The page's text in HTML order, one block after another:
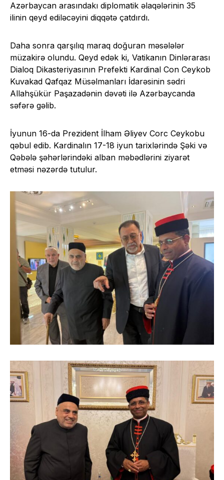
Azərbaycan arasındakı diplomatik əlaqələrinin 35
ilinin qeyd ediləcəyini diqqətə çatdırdı.
Daha sonra qarşılıq maraq doğuran məsələlər
müzakirə olundu. Qeyd edək ki, Vatikanın Dinlərarası
Dialoq Dikasteriyasının Prefekti Kardinal Con Ceykob
Kuvakad Qafqaz Müsəlmanları İdarəsinin sədri
Allahşükür Paşazadənin dəvəti ilə Azərbaycanda
səfərə gəlib.
İyunun 16-da Prezident İlham Əliyev Corc Ceykobu
qəbul edib. Kardinalın 17-18 iyun tarixlərində Şəki və
Qəbələ şəhərlərindəki alban məbədlərini ziyarət
etməsi nəzərdə tutulur.